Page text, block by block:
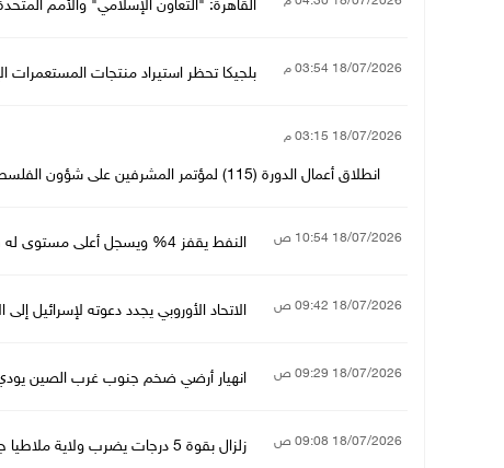
القاهرة: "التعاون الإسلامي" والأمم
18/07/2026 03:54 م بلجيكا تحظر استيراد منتجات المستعمرات
18/07/2026 03:15 م
انطلاق أعمال الدورة (115) لمؤتمر المشرفين على شؤون الفلسطينيين في الدول العربية المضيفة غداً بالقاهر ...
18/07/2026 10:54 ص النفط يقفز 4% ويسجل أعلى مستوى له في أكثر من شهر
18/07/2026 09:42 ص الاتحاد الأوروبي يجدد دعوته لإسرائيل
18/07/2026 09:29 ص انهيار أرضي ضخم جنوب غرب الصين يودي بحياة 8 أشخاص
18/07/2026 09:08 ص زلزال بقوة 5 درجات يضرب ولاية ملاطيا جنوب شرق تركيا